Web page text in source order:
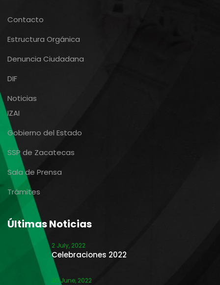
Contacto
Estructura Orgánica
Denuncia Ciudadana
DIF
Noticias
IZAI
Gobierno del Estado
SSP de Zacatecas
Sala de Prensa
Trámites
Últimas Noticias
2 July, 2022
Celebraciones 2022
30 June, 2022